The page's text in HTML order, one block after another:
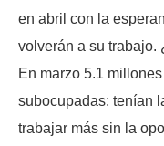
en abril con la
volverán a su trabajo.
En marzo 5.1
subocupadas: tenían
trabajar más sin la